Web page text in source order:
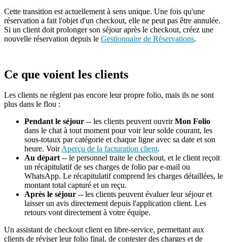
Cette transition est actuellement à sens unique. Une fois qu'une
réservation a fait l'objet d'un checkout, elle ne peut pas être annulée.
Si un client doit prolonger son séjour après le checkout, créez une
nouvelle réservation depuis le Gestionnaire de Réservations.
Ce que voient les clients
Les clients ne règlent pas encore leur propre folio, mais ils ne sont
plus dans le flou :
Pendant le séjour -- les clients peuvent ouvrirMon Folio
dans le chat à tout moment pour voir leur solde courant, les
sous-totaux par catégorie et chaque ligne avec sa date et son
heure. VoirAperçu de la facturation client.
Au départ -- le personnel traite le checkout, et le client reçoit
un récapitulatif de ses charges de folio par e-mail ou
WhatsApp. Le récapitulatif comprend les charges détaillées, le
montant total capturé et un reçu.
Après le séjour -- les clients peuvent évaluer leur séjour et
laisser un avis directement depuis l'application client. Les
retours vont directement à votre équipe.
Un assistant de checkout client en libre-service, permettant aux
clients de réviser leur folio final, de contester des charges et de